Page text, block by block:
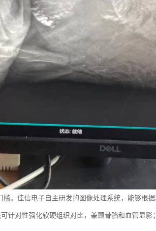
。佳信电子自主研发的图像处理系统，能够根
针对性强化软硬组织对比，兼顾骨骼和血管显影